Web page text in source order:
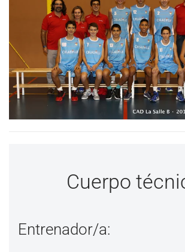
Cuerpo
Entrenador/a: